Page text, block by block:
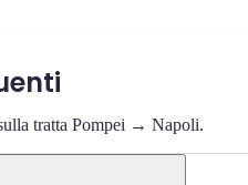
tratta Pompei → Napoli.